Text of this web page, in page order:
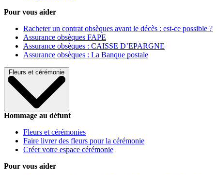
Pour vous aider
Racheter un contrat obsèques avant le décès : est-ce possible ?
Assurance obsèques FAPE
Assurance obsèques : CAISSE D’EPARGNE
Assurance obsèques : La Banque postale
Fleurs et cérémonie
Hommage au défunt
Fleurs et cérémonies
Faire livrer des fleurs pour la cérémonie
Créer votre espace cérémonie
Pour vous aider